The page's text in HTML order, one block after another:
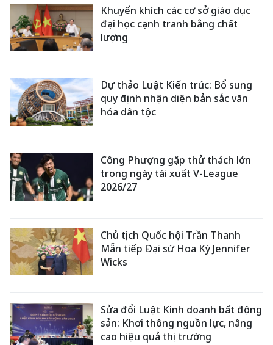
Khuyến khích các cơ sở giáo dục
đại học cạnh tranh bằng chất
lượng
Dự thảo Luật Kiến trúc: Bổ sung
quy định nhận diện bản sắc văn
hóa dân tộc
Công Phượng gặp thử thách lớn
trong ngày tái xuất V-League
2026/27
Chủ tịch Quốc hội Trần Thanh
Mẫn tiếp Đại sứ Hoa Kỳ Jennifer
Wicks
Sửa đổi Luật Kinh doanh bất động
sản: Khơi thông nguồn lực, nâng
cao hiệu quả thị trường